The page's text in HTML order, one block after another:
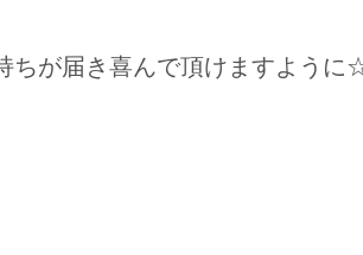
ちが届き喜んで頂けますよう